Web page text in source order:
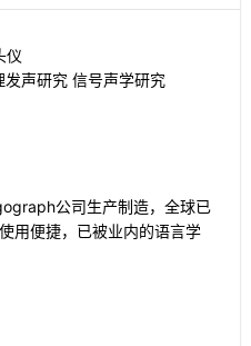
仪
发声研究 信号声学研究
公司生产制造，全球已
用便捷，已被业内的语言学